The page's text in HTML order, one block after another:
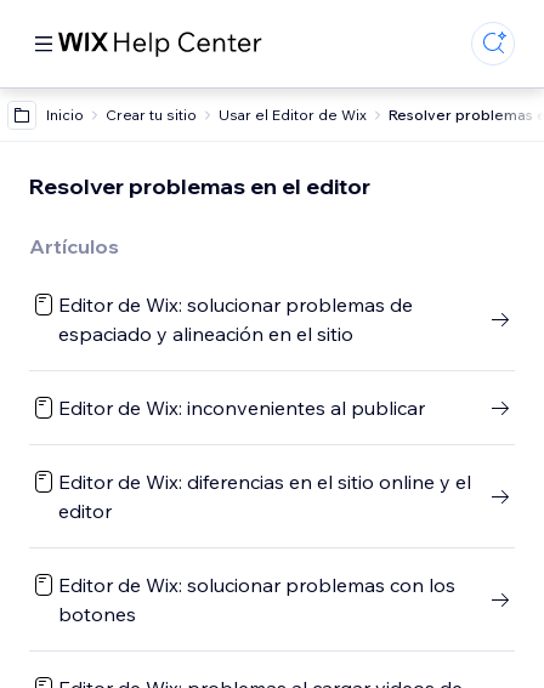
Inicio Crear tu sitio Usar el Editor de Wix Resolver problemas
Resolver problemas en el editor
Artículos
Editor de Wix: solucionar problemas de
espaciado y alineación en el sitio
Editor de Wix: inconvenientes al publicar
Editor de Wix: diferencias en el sitio online y el
editor
Editor de Wix: solucionar problemas con los
botones